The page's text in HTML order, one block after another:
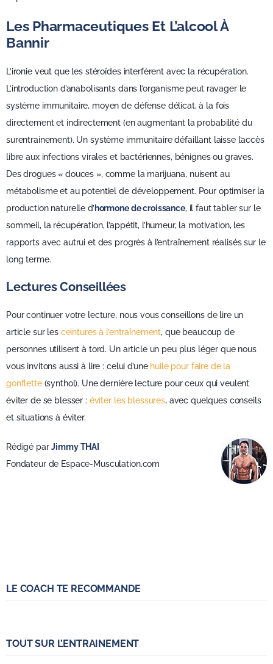
Les Pharmaceutiques Et L’alcool À
Bannir
L’ironie veut que les stéroïdes interfèrent avec la récupération.
L’introduction d’anabolisants dans l’organisme peut ravager le
système immunitaire, moyen de défense délicat, à la fois
directement et indirectement (en augmentant la probabilité du
surentrainement). Un système immunitaire défaillant laisse l’accès
libre aux infections virales et bactériennes, bénignes ou graves.
Des drogues « douces », comme la marijuana, nuisent au
métabolisme et au potentiel de développement. Pour optimiser la
production naturelle d’hormone de croissance, il faut tabler sur le
sommeil, la récupération, l’appétit, l’humeur, la motivation, les
rapports avec autrui et des progrès à l’entraînement réalisés sur le
long terme.
Lectures Conseillées
Pour continuer votre lecture, nous vous conseillons de lire un
article sur les ceintures à l’entraînement, que beaucoup de
personnes utilisent à tord. Un article un peu plus léger que nous
vous invitons aussi à lire : celui d’une huile pour faire de la
gonflette(synthol). Une dernière lecture pour ceux qui veulent
éviter de se blesser : éviter les blessures, avec quelques conseils
et situations à éviter.
Rédigé parJimmy THAI
Fondateur de Espace-Musculation.com
LE COACH TE RECOMMANDE
TOUT SUR L’ENTRAINEMENT